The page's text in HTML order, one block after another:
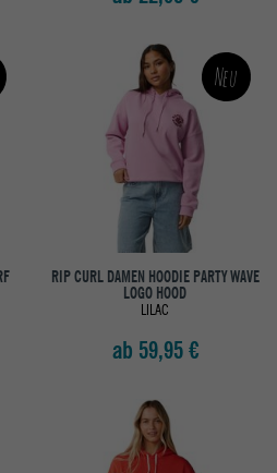
Neu
RIP CURL DAMEN HOODIE PARTY WAVE
LOGO HOOD
LILAC
ab 59,95 €